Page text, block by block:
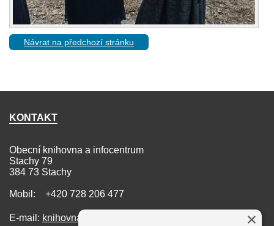
Návrat na předchozí stránku
KONTAKT
Obecní knihovna a infocentrum
Stachy 79
384 73 Stachy
Mobil: +420 728 206 477
E-mail: knihovna@stachy.net ×